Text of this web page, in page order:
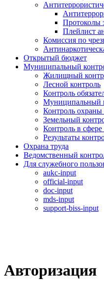
Протоколы
Плейлист
Комиссия по
Открытый бюджет
Муниципальный
Жилищный
Лесной контроль
Контроль
Муниципальный
Контроль
Земельный
Контроль в сфере
Результаты
Охрана труда
Ведомственный
Для служебного
aukc-input
official-input
doc-input
mds-input
support-biss-input
Авторизация